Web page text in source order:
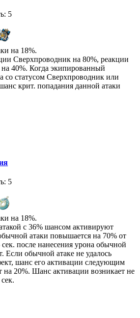
5
на 18%.
Сверхпроводник на 80%, реакции
40%. Когда экипированный
со статусом Сверхпроводник или
крит. попадания данной атаки
5
на 18%.
с 36% шансом активируют
атаки повышается на 70% от
после нанесения урона обычной
Если обычной атаке не удалось
шанс его активации следующим
на 20%. Шанс активации возникает не